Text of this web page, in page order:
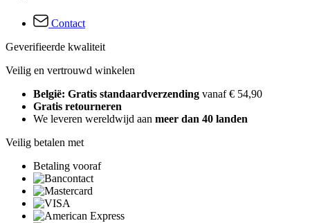
Contact
Geverifieerde kwaliteit
Veilig en vertrouwd winkelen
België: Gratis standaardverzending vanaf € 54,90
Gratis retourneren
We leveren wereldwijd aan meer dan 40 landen
Veilig betalen met
Betaling vooraf